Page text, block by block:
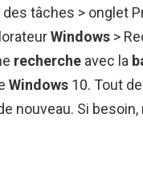
des tâches > onglet
Windows >
recherche avec la
Windows 10. Tout
nouveau. Si besoin,